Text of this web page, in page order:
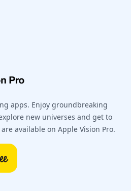
apps. Enjoy groundbreaking
new universes and get to
available on Apple Vision Pro.